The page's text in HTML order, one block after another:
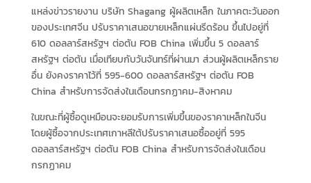
แหล่งข่าวรายงาน บริษัท Shagang ผู้ผลิตเหล็ก ในภาคตะวันออก
ของประเทศจีน ปรับราคาเสนอขายเหล็กแผ่นรีดร้อน ขึ้นไปอยู่ที่
610 ดอลลาร์สหรัฐฯ ต่อตัน FOB China เพิ่มขึ้น 5 ดอลลาร์
สหรัฐฯ ต่อตัน เมื่อเทียบกับวันจันทร์ที่ผ่านมา ส่วนผู้ผลิตเหล็กราย
อื่น ยังคงราคาไว้ที่ 595-600 ดอลลาร์สหรัฐฯ ต่อตัน FOB
China สำหรับการจัดส่งในเดือนกรกฏาคม-สิงหาคม
ในขณะที่ผู้ซื้อดูเหมือนจะยอมรับการเพิ่มขึ้นของราคาเหล็กในจีน
โดยผู้ซื้อจากประเทศเกาหลีใต้ปรับราคาเสนอซื้ออยู่ที่ 595
ดอลลาร์สหรัฐฯ ต่อตัน FOB China สำหรับการจัดส่งในเดือน
กรกฏาคม